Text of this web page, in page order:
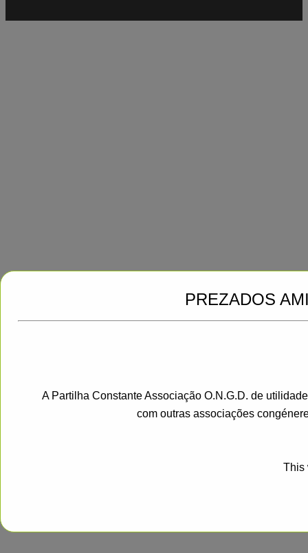
PREZADOS
A Partilha Constante Associação O.N.G.D. de
com outras associações
This